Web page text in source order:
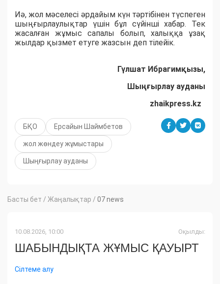
Иә, жол мәселесі әрдайым күн тәртібінен түспеген
шыңғырлаулықтар үшін бұл сүйінші хабар. Тек
жасалған жұмыс сапалы болып, халыққа ұзақ
жылдар қызмет етуге жазсын деп тілейік.
Гүлшат Ибрагимқызы,
Шыңғырлау ауданы
zhaikpress.kz
БҚО Ерсайын Шаймбетов
жол жөндеу жұмыстары
Шыңғырлау ауданы
Басты бет / Жаңалықтар / 07 news
10.08.2026, 10:00 Оқылды:
ШАБЫНДЫҚТА ЖҰМЫС ҚАУЫРТ
Сілтеме алу